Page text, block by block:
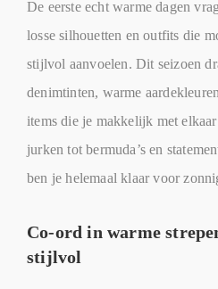
De eerste echt warme dagen
losse silhouetten en outfits die
stijlvol aanvoelen. Dit seizoen
denimtinten, warme
items die je makkelijk met
jurken tot bermuda’s en
ben je helemaal klaar voor
Co-ord in warme
stijlvol